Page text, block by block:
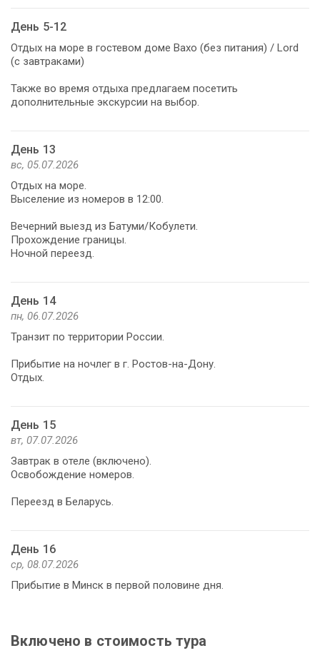
День 5-12
Отдых на море в гостевом доме Вахо (без питания) / Lord
(с завтраками)
Также во время отдыха предлагаем посетить
дополнительные экскурсии на выбор.
День 13
вс, 05.07.2026
Отдых на море.
Выселение из номеров в 12:00.
Вечерний выезд из Батуми/Кобулети.
Прохождение границы.
Ночной переезд.
День 14
пн, 06.07.2026
Транзит по территории России.
Прибытие на ночлег в г. Ростов-на-Дону.
Отдых.
День 15
вт, 07.07.2026
Завтрак в отеле (включено).
Освобождение номеров.
Переезд в Беларусь.
День 16
ср, 08.07.2026
Прибытие в Минск в первой половине дня.
Включено в стоимость тура